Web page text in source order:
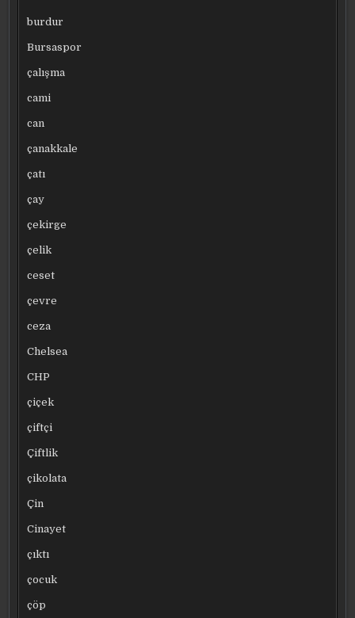
burdur
Bursaspor
çalışma
cami
can
çanakkale
çatı
çay
çekirge
çelik
ceset
çevre
ceza
Chelsea
CHP
çiçek
çiftçi
Çiftlik
çikolata
Çin
Cinayet
çıktı
çocuk
çöp